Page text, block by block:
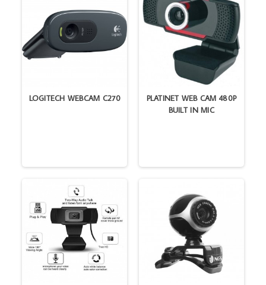
LOGITECH WEBCAM C270
PLATINET WEB CAM 480P
BUILT IN MIC